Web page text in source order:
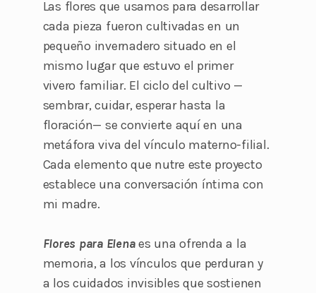
Las flores que usamos para desarrollar
cada pieza fueron cultivadas en un
pequeño invernadero situado en el
mismo lugar que estuvo el primer
vivero familiar. El ciclo del cultivo —
sembrar, cuidar, esperarhasta la
floración— se convierte aquí en una
metáfora viva del vínculo materno-filial.
Cada elemento que nutre este proyecto
establece una conversación íntima con
mi madre.
Flores para Elenaes una ofrenda a la
memoria, a los vínculos que perduran y
a los cuidados invisibles que sostienen